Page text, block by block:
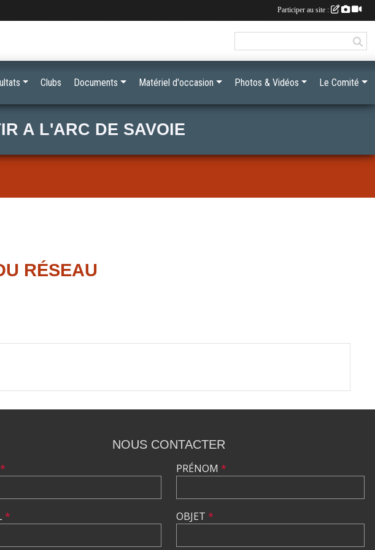
A L'ARC DE SAVOIE
RÉSEAU
Clubs Documents Matériel d'occasion Photos & Vidéos Le Comité
NOUS CONTACTER
*
*
PRÉNOM *
OBJET *
Participer au site :